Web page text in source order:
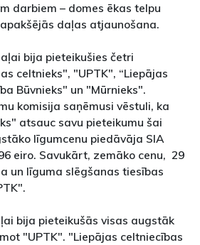
darbiem – domes ēkas telpu
daļas atjaunošana.
bija pieteikušies četri
celtnieks", "UPTK", “Liepājas
Būvnieks" un "Mūrnieks".
komisija saņēmusi vēstuli, ka
atsauc savu pieteikumu šai
līgumcenu piedāvāja SIA
eiro. Savukārt, zemāko cenu, 29
un līguma slēgšanas tiesības
bija pieteikušās visas augstāk
"UPTK". "Liepājas celtniecības